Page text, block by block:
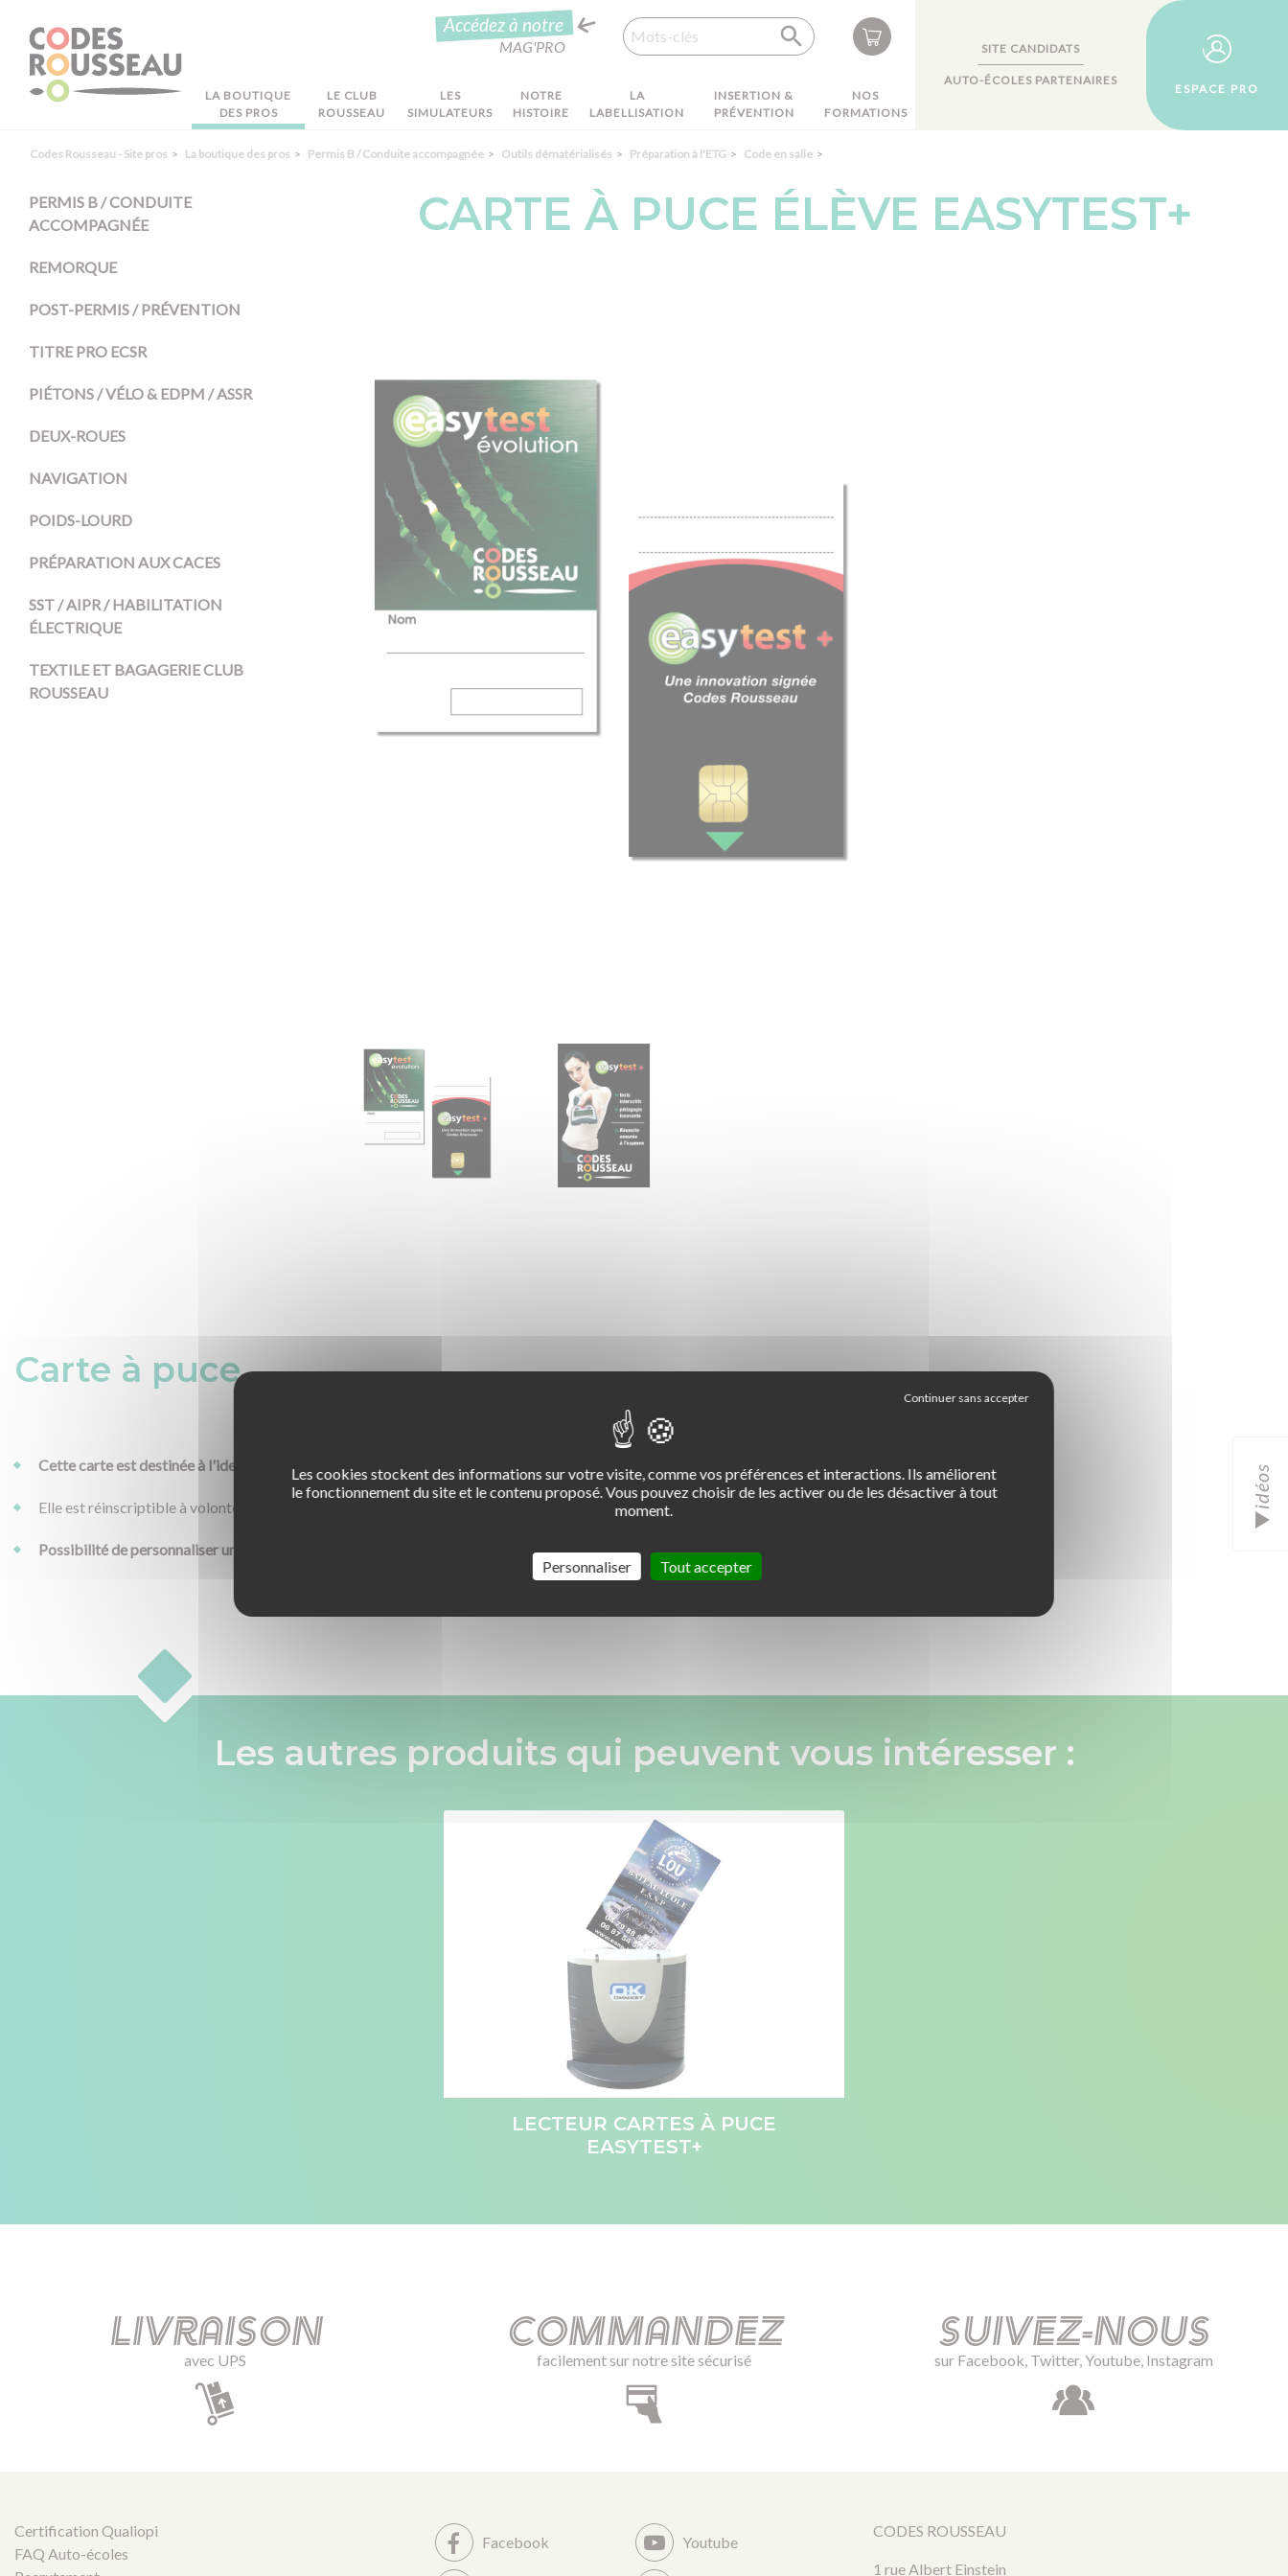
LA BOUTIQUE
DES PROS
LE CLUB
ROUSSEAU
LES
SIMULATEURS
NOTRE
HISTOIRE
LA
LABELLISATION
INSERTION &
PRÉVENTION
NOS
FORMATIONS
Accédez à notre
MAG'PRO
Recherche
SITE CANDIDATS
AUTO-ÉCOLES PARTENAIRES
ESPACE PRO
Codes Rousseau - Site pros La boutique des pros Permis B / Conduite accompagnée Outils dématérialisés Préparation à l'ETG Code en salle
PERMIS B / CONDUITE
ACCOMPAGNÉE
REMORQUE
POST-PERMIS / PRÉVENTION
TITRE PRO ECSR
PIÉTONS / VÉLO & EDPM / ASSR
DEUX-ROUES
NAVIGATION
POIDS-LOURD
PRÉPARATION AUX CACES
SST / AIPR / HABILITATION
ÉLECTRIQUE
TEXTILE ET BAGAGERIE CLUB
ROUSSEAU
CARTE À PUCE ÉLÈVE EASYTEST+
Carte à puce
Cette carte est destinée à l'identification d'un élève.
Elle est réinscriptible à volonté.
Possibilité de personnaliser une face : minimum 100 exemplaires par commande.
Les autres produits qui peuvent vous intéresser :
LECTEUR CARTES À PUCE
EASYTEST+
Livraison
avec UPS
Commandez
facilement sur notre site sécurisé
Suivez-nous
sur Facebook, Twitter, Youtube, Instagram
Certification Qualiopi
FAQ Auto-écoles
Facebook Youtube
CODES ROUSSEAU
1 rue Albert Einstein
idéos
Les cookies stockent des informations sur votre visite, comme vos préférences et interactions. Ils améliorent
le fonctionnement du site et le contenu proposé. Vous pouvez choisir de les activer ou de les désactiver à tout
moment.
Tout accepter
Personnaliser